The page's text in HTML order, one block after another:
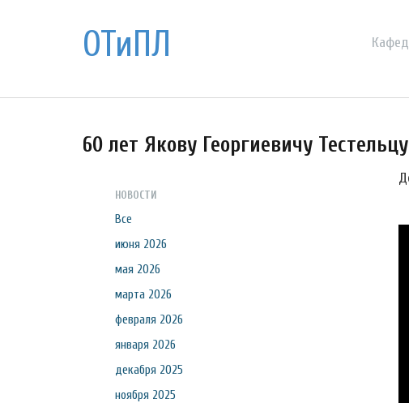
ОТиПЛ
60 лет Якову Георгиевичу Тестельцу
НОВОСТИ
Все
июня 2026
мая 2026
марта 2026
февраля 2026
января 2026
декабря 2025
ноября 2025